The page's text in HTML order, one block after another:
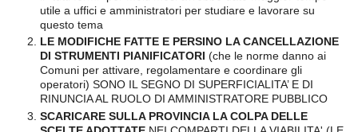
utile a uffici e amministratori per studiare e lavorare su
questo tema
LE MODIFICHE FATTE E PERSINO LA CANCELLAZIONE
DI STRUMENTI PIANIFICATORI (che le norme danno ai
Comuni per attivare, regolamentare e coordinare gli
operatori) SONO IL SEGNO DI SUPERFICIALITA’ E DI
RINUNCIA AL RUOLO DI AMMINISTRATORE PUBBLICO
SCARICARE SULLA PROVINCIA LA COLPA DELLE